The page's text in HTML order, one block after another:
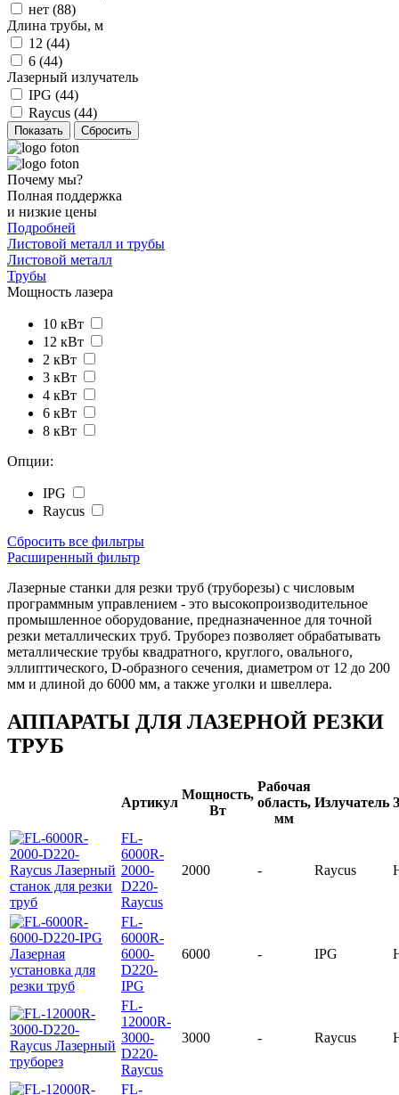
нет (88)
Длина трубы, м
12 (44)
6 (44)
Лазерный излучатель
IPG (44)
Raycus (44)
Почему мы?
Полная поддержка
и низкие цены
Подробней
Листовой металл и трубы
Листовой металл
Трубы
Мощность лазера
10 кВт
12 кВт
2 кВт
3 кВт
4 кВт
6 кВт
8 кВт
Опции:
IPG
Raycus
Сбросить все фильтры
Расширенный фильтр
Лазерные станки для резки труб (труборезы) с числовым
программным управлением - это высокопроизводительное
промышленное оборудование, предназначенное для точной
резки металлических труб. Труборез позволяет обрабатывать
металлические трубы квадратного, круглого, овального,
эллиптического, D-образного сечения, диаметром от 12 до 200
мм и длиной до 6000 мм, а также уголки и швеллера.
АППАРАТЫ ДЛЯ ЛАЗЕРНОЙ РЕЗКИ
ТРУБ
Артикул
Мощность,
Вт
Рабочая
область,
мм
Излучатель
FL-
6000R-
2000-
D220-
Raycus
2000 - Raycus
FL-
6000R-
6000-
D220-
IPG
6000 - IPG
FL-
12000R-
3000-
D220-
Raycus
3000 - Raycus
FL-